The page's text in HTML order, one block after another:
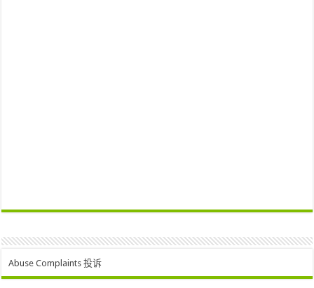
Abuse Complaints 投诉